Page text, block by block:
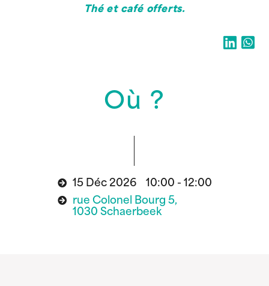
Thé et café offerts.
Où ?
15 Déc 2026 10:00 - 12:00
rue Colonel Bourg 5,
1030 Schaerbeek